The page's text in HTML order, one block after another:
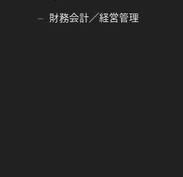
財務会計／経営管理